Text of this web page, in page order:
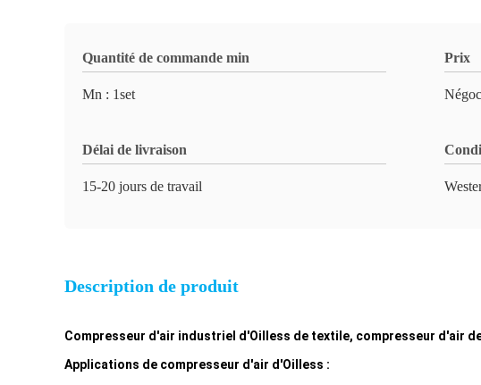
Quantité de commande min
Mn : 1set
Prix
Délai de livraison
15-20 jours de travail
Description de produit
Compresseur d'air industriel d'Oilless de textile, compresseur d'air
Applications de compresseur d'air d'Oilless :